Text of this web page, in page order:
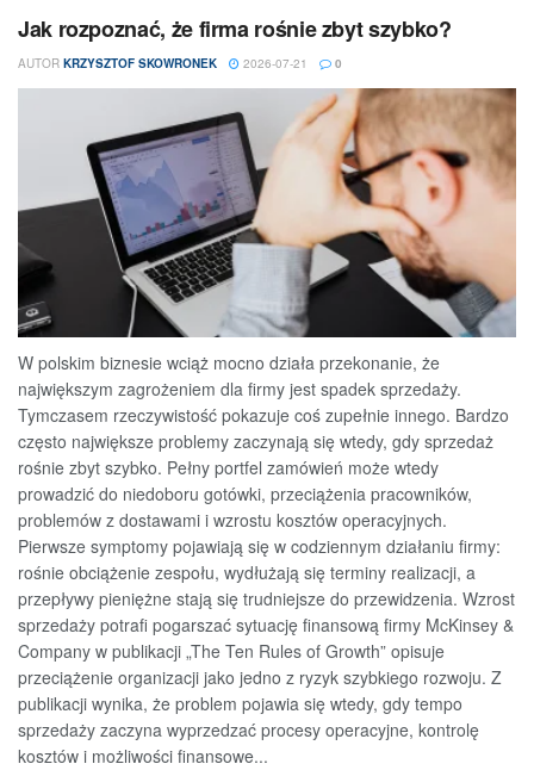
Jak rozpoznać, że firma rośnie zbyt szybko?
AUTOR KRZYSZTOF SKOWRONEK 2026-07-21 0
W polskim biznesie wciąż mocno działa przekonanie, że
największym zagrożeniem dla firmy jest spadek sprzedaży.
Tymczasem rzeczywistość pokazuje coś zupełnie innego. Bardzo
często największe problemy zaczynają się wtedy, gdy sprzedaż
rośnie zbyt szybko. Pełny portfel zamówień może wtedy
prowadzić do niedoboru gotówki, przeciążenia pracowników,
problemów z dostawami i wzrostu kosztów operacyjnych.
Pierwsze symptomy pojawiają się w codziennym działaniu firmy:
rośnie obciążenie zespołu, wydłużają się terminy realizacji, a
przepływy pieniężne stają się trudniejsze do przewidzenia. Wzrost
sprzedaży potrafi pogarszać sytuację finansową firmy McKinsey &
Company w publikacji „The Ten Rules of Growth” opisuje
przeciążenie organizacji jako jedno z ryzyk szybkiego rozwoju. Z
publikacji wynika, że problem pojawia się wtedy, gdy tempo
sprzedaży zaczyna wyprzedzać procesy operacyjne, kontrolę
kosztów i możliwości finansowe...